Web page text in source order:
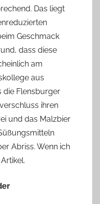
Das liegt
Geschmack
dass diese
am
aus
die Flensburger
ihren
und das Malzbier
Abriss. Wenn ich